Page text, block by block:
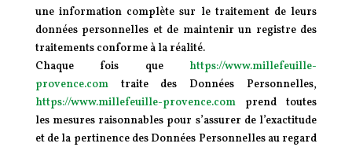
une information complète sur le traitement de leurs
données personnelles et de maintenir un registre des
traitements conforme à la réalité.
Chaque fois que https://www.millefeuille-
provence.comtraite des Données Personnelles,
https://www.millefeuille-provence.comprend toutes
les mesures raisonnables pour s’assurer de l’exactitude
et de la pertinence des Données Personnelles au regard